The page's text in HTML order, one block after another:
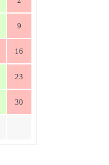
9
16
23
30